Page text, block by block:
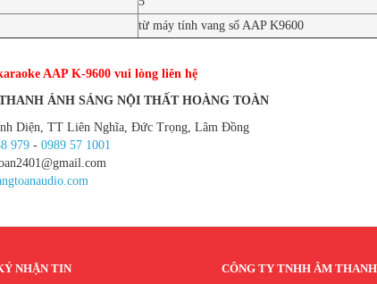
từ máy tính vang số AAP K9600
AAP K-9600vui lòng liên hệ
ÁNH SÁNG NỘI THẤT HOÀNG TOÀN
Diện, TT Liên Nghĩa, Đức Trọng, Lâm Đồng
979- 0989 57 1001
NHẬN TIN
CÔNG TY TNHH ÂM